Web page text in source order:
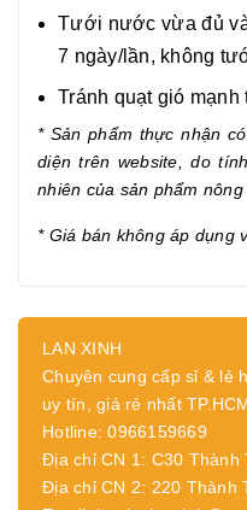
Tưới nước vừa đủ
7 ngày/lần, không
Tránh quạt gió
* Sản phẩm thực nhận
diện trên website, do
nhiên của sản phẩm nông
* Giá bán không áp dụng
LAN XINH
Chuyên cung cấp sỉ & lẻ
uy tín, giá rẻ nhất
Hotline: 0966159669
Địa chỉ CN 1: C30 Thành
Địa chỉ CN 2: 220 Thành